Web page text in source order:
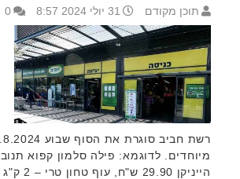
תוכן מקודם 31 יולי 2024 8:57 0